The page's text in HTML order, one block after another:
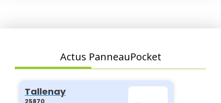
Actus PanneauPocket